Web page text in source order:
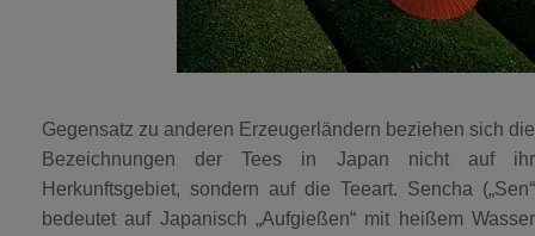
Gegensatz zu anderen Erzeugerländern beziehen sich die
Bezeichnungen der Tees in Japan nicht auf ihr
Herkunftsgebiet, sondern auf die Teeart. Sencha („Sen“
bedeutet auf Japanisch „Aufgießen“ mit heißem Wasser